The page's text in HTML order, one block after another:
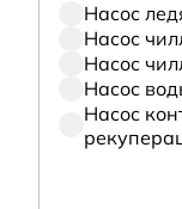
Насос
Насос
Насос
Насос
Насос